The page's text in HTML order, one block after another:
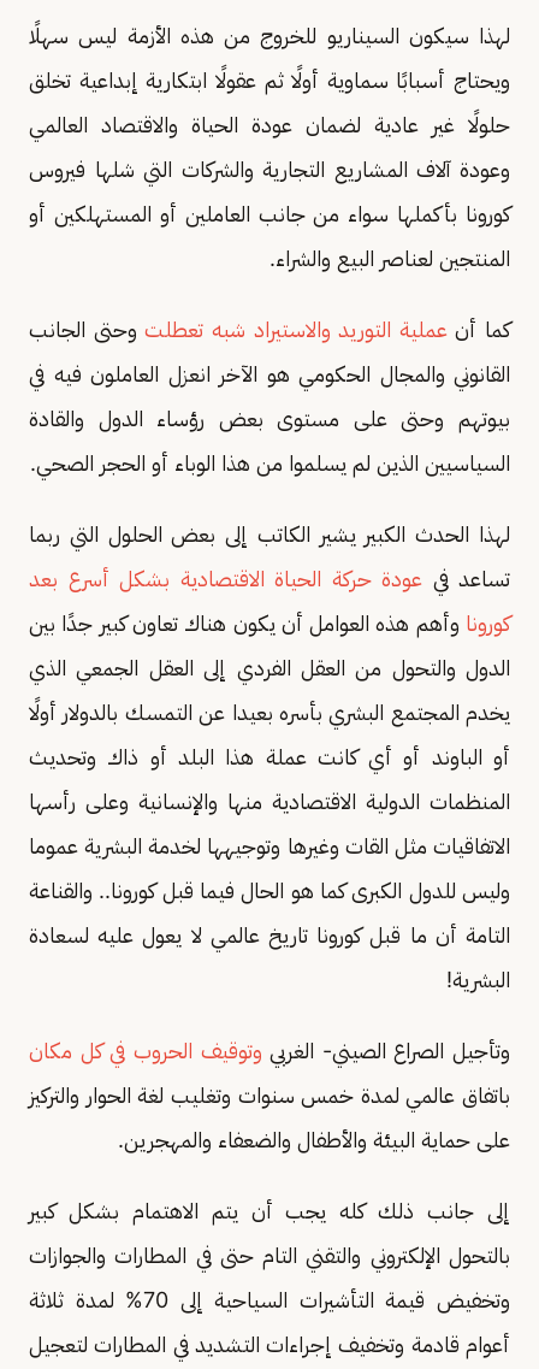
لهذا سيكون السيناريو للخروج من هذه الأزمة ليس سهلًا
ويحتاج أسبابًا سماوية أولًا ثم عقولًا ابتكارية إبداعية تخلق
حلولًا غير عادية لضمان عودة الحياة والاقتصاد العالمي
وعودة آلاف المشاريع التجارية والشركات التي شلها فيروس
كورونا بأكملها سواء من جانب العاملين أو المستهلكين أو
المنتجين لعناصر البيع والشراء.
كما أنعملية التوريد والاستيراد شبه تعطلتوحتى الجانب
القانوني والمجال الحكومي هو الآخر انعزل العاملون فيه في
بيوتهم وحتى على مستوى بعض رؤساء الدول والقادة
السياسيين الذين لم يسلموا من هذا الوباء أو الحجر الصحي.
لهذا الحدث الكبير يشير الكاتب إلى بعض الحلول التي ربما
تساعد في عودة حركة الحياة الاقتصادية بشكل أسرع بعد
كورونا وأهم هذه العوامل أن يكون هناك تعاون كبير جدًا بين
الدول والتحول من العقل الفردي إلى العقل الجمعي الذي
يخدم المجتمع البشري بأسره بعيدا عن التمسك بالدولار أولًا
أو الباوند أو أي كانت عملة هذا البلد أو ذاك وتحديث
المنظمات الدولية الاقتصادية منها والإنسانية وعلى رأسها
الاتفاقيات مثل القات وغيرها وتوجيهها لخدمة البشرية عموما
وليس للدول الكبرى كما هو الحال فيما قبل كورونا.. والقناعة
التامة أن ما قبل كورونا تاريخ عالمي لا يعول عليه لسعادة
البشرية!
وتأجيل الصراع الصيني- الغربي وتوقيف الحروب في كل مكان
باتفاق عالمي لمدة خمس سنوات وتغليب لغة الحوار والتركيز
على حماية البيئة والأطفال والضعفاء والمهجرين.
إلى جانب ذلك كله يجب أن يتم الاهتمام بشكل كبير
بالتحول الإلكتروني والتقني التام حتى في المطارات والجوازات
وتخفيض قيمة التأشيرات السياحية إلى 70% لمدة ثلاثة
أعوام قادمة وتخفيف إجراءات التشديد في المطارات لتعجيل